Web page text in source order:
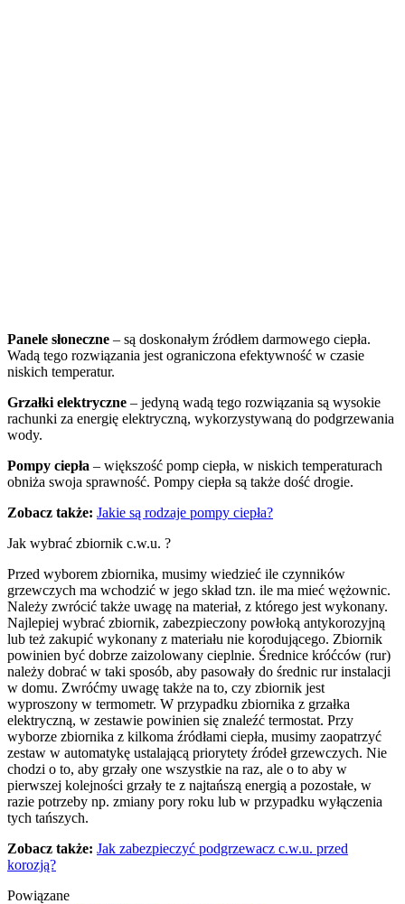
Panele słoneczne – są doskonałym źródłem darmowego ciepła.
Wadą tego rozwiązania jest ograniczona efektywność w czasie
niskich temperatur.
Grzałki elektryczne – jedyną wadą tego rozwiązania są wysokie
rachunki za energię elektryczną, wykorzystywaną do podgrzewania
wody.
Pompy ciepła – większość pomp ciepła, w niskich temperaturach
obniża swoja sprawność. Pompy ciepła są także dość drogie.
Zobacz także: Jakie są rodzaje pompy ciepła?
Jak wybrać zbiornik c.w.u. ?
Przed wyborem zbiornika, musimy wiedzieć ile czynników
grzewczych ma wchodzić w jego skład tzn. ile ma mieć wężownic.
Należy zwrócić także uwagę na materiał, z którego jest wykonany.
Najlepiej wybrać zbiornik, zabezpieczony powłoką antykorozyjną
lub też zakupić wykonany z materiału nie korodującego. Zbiornik
powinien być dobrze zaizolowany cieplnie. Średnice króćców (rur)
należy dobrać w taki sposób, aby pasowały do średnic rur instalacji
w domu. Zwróćmy uwagę także na to, czy zbiornik jest
wyproszony w termometr. W przypadku zbiornika z grzałka
elektryczną, w zestawie powinien się znaleźć termostat. Przy
wyborze zbiornika z kilkoma źródłami ciepła, musimy zaopatrzyć
zestaw w automatykę ustalającą priorytety źródeł grzewczych. Nie
chodzi o to, aby grzały one wszystkie na raz, ale o to aby w
pierwszej kolejności grzały te z najtańszą energią a pozostałe, w
razie potrzeby np. zmiany pory roku lub w przypadku wyłączenia
tych tańszych.
Zobacz także: Jak zabezpieczyć podgrzewacz c.w.u. przed
korozją?
Powiązane